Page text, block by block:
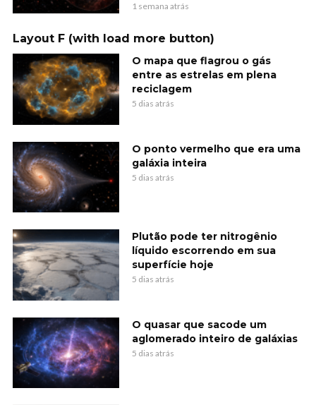
1 semana atrás
Layout F (with load more button)
O mapa que flagrou o gás
entre as estrelas em plena
reciclagem
5 dias atrás
O ponto vermelho que era uma
galáxia inteira
5 dias atrás
Plutão pode ter nitrogênio
líquido escorrendo em sua
superfície hoje
5 dias atrás
O quasar que sacode um
aglomerado inteiro de galáxias
5 dias atrás